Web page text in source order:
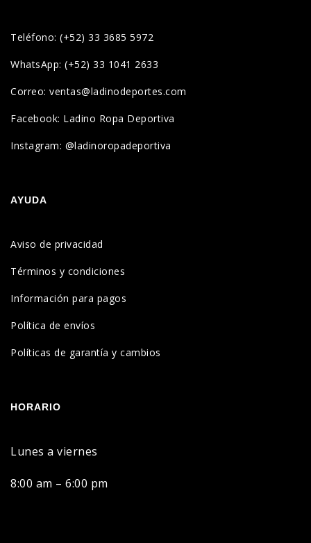
Teléfono: (+52) 33 3685 5972
WhatsApp: (+52) 33 1041 2633
Correo: ventas@ladinodeportes.com
Facebook: Ladino Ropa Deportiva
Instagram: @ladinoropadeportiva
AYUDA
Aviso de privacidad
Términos y condiciones
Información para pagos
Política de envíos
Políticas de garantía y cambios
HORARIO
Lunes a viernes
8:00 am – 6:00 pm